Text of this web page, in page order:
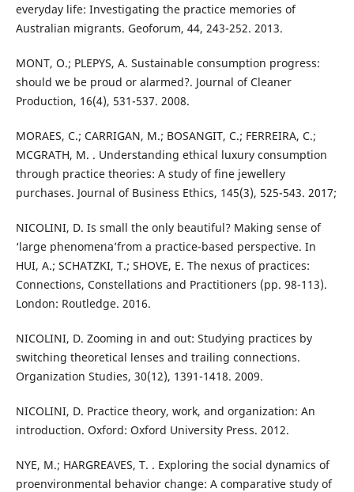
everyday life: Investigating the practice memories of
Australian migrants. Geoforum, 44, 243-252. 2013.
MONT, O.; PLEPYS, A. Sustainable consumption progress:
should we be proud or alarmed?. Journal of Cleaner
Production, 16(4), 531-537. 2008.
MORAES, C.; CARRIGAN, M.; BOSANGIT, C.; FERREIRA, C.;
MCGRATH, M. . Understanding ethical luxury consumption
through practice theories: A study of fine jewellery
purchases. Journal of Business Ethics, 145(3), 525-543. 2017;
NICOLINI, D. Is small the only beautiful? Making sense of
‘large phenomena’from a practice-based perspective. In
HUI, A.; SCHATZKI, T.; SHOVE, E. The nexus of practices:
Connections, Constellations and Practitioners (pp. 98-113).
London: Routledge. 2016.
NICOLINI, D. Zooming in and out: Studying practices by
switching theoretical lenses and trailing connections.
Organization Studies, 30(12), 1391-1418. 2009.
NICOLINI, D. Practice theory, work, and organization: An
introduction. Oxford: Oxford University Press. 2012.
NYE, M.; HARGREAVES, T. . Exploring the social dynamics of
proenvironmental behavior change: A comparative study of